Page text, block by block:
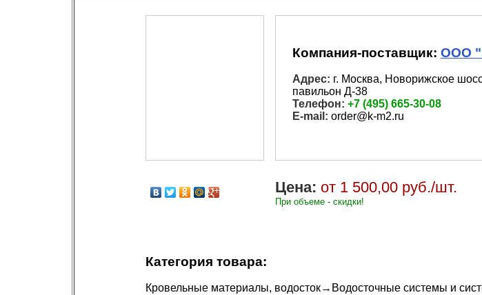
Компания-поставщик: ООО
Адрес: г. Москва, Новорижское
павильон Д-38
Телефон: +7 (495) 665-30-08
E-mail: order@k-m2.ru
Цена: от 1 500,00 руб./шт.
При объеме - скидки!
Категория товара:
Кровельные материалы, водосток→ Водосточные системы и